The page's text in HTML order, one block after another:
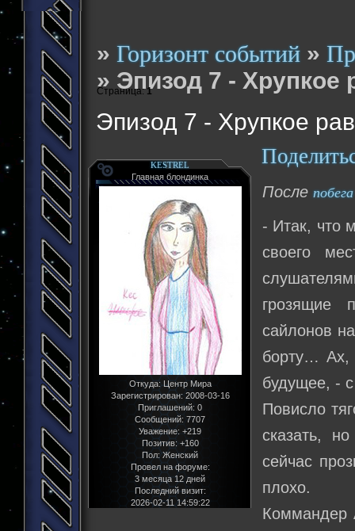
»Горизонт событий »
» Эпизод 7 - Хрупкое
Эпизод 7 - Хрупкое
Страница:1
KESTREL
Главная блондинка
Откуда:Центр Мира
Зарегистрирован: 2008-03-16
Приглашений: 0
Сообщений: 7707
Уважение: +219
Позитив: +160
Пол:Женский
Провел на форуме:
3 месяца 12 дней
Последний визит:
2026-02-11 14:59:22
После
- Итак, что
своего
грозящие
сайлонов
борту… Ах,
будущее, -
Повисло
сказать,
сейчас
плохо.
Коммандер